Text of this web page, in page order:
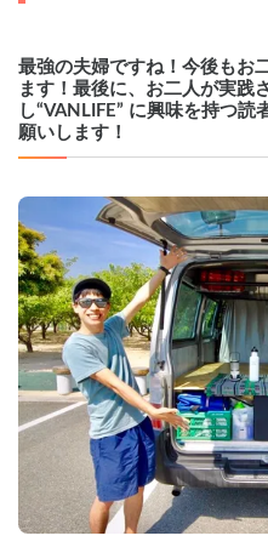
最強の夫婦ですね！今後もお
ます！最後に、お二人が実践
し“VANLIFE” に興味を持つ
願いします！